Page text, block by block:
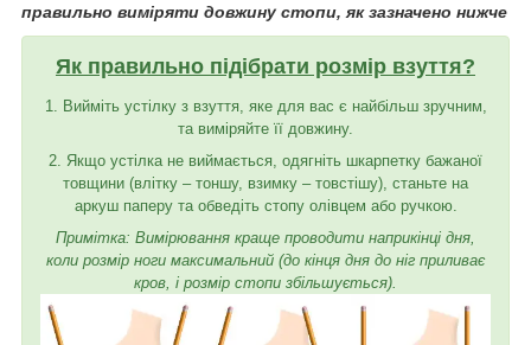
правильно виміряти довжину стопи, як зазначено нижче
Як правильно підібрати розмір взуття?
1. Вийміть устілку з взуття, яке для вас є найбільш зручним,
та виміряйте її довжину.
2. Якщо устілка не виймається, одягніть шкарпетку бажаної
товщини (влітку – тоншу, взимку – товстішу), станьте на
аркуш паперу та обведіть стопу олівцем або ручкою.
Примітка: Вимірювання краще проводити наприкінці дня,
коли розмір ноги максимальний (до кінця дня до ніг приливає
кров, і розмір стопи збільшується).